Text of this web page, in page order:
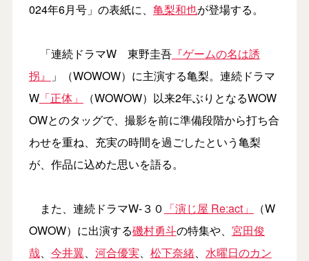
024年6月号」の表紙に、 亀梨和也が登場する。
「連続ドラマW 東野圭吾『ゲームの名は誘
拐』
」（WOWOW）に主演する亀梨。連続ドラマ
W「正体」
（WOWOW）以来2年ぶりとなるWOW
OWとのタッグで、撮影を前に準備段階から打ち合
わせを重ね、充実の時間を過ごしたという亀梨
が、作品に込めた思いを語る。
また、連続ドラマW-３０ 「演じ屋 Re:act」
（W
OWOW）に出演する磯村勇斗の特集や、 宮田俊
哉、 今井翼、 河合優実、 松下奈緒、 水曜日のカン